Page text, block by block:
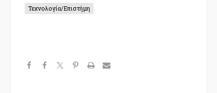
Τεχνολογία/Επιστήμη